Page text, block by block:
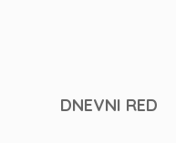
DNEVNI RED